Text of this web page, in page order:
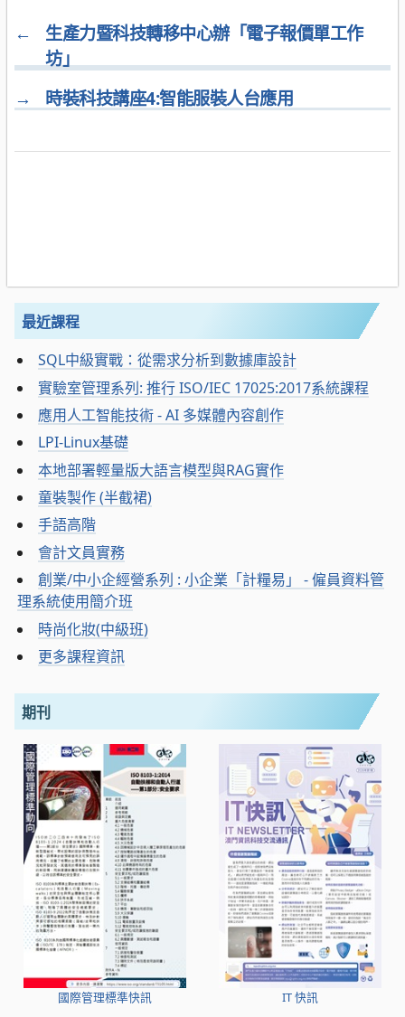
←
生產力暨科技轉移中心辦「電子報價單工作
坊」
→
時裝科技講座4:智能服裝人台應用
最近課程
SQL中級實戰：從需求分析到數據庫設計
實驗室管理系列: 推行 ISO/IEC 17025:2017系統課程
應用人工智能技術 - AI 多媒體內容創作
LPI-Linux基礎
本地部署輕量版大語言模型與RAG實作
童裝製作 (半截裙)
手語高階
會計文員實務
創業/中小企經營系列 : 小企業「計糧易」 - 僱員資料管
理系統使用簡介班
時尚化妝(中級班)
更多課程資訊
期刊
國際管理標準快訊 IT 快訊